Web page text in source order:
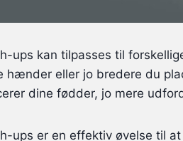
ups kan tilpasses til
hænder eller jo bredere du
dine fødder, jo mere
ups er en effektiv øvelse til